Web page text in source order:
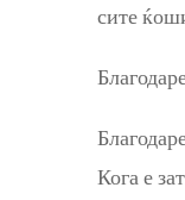
сите
Кога е